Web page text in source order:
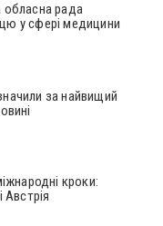
рада
у сфері медицини
за найвищий
кроки:
Австрія